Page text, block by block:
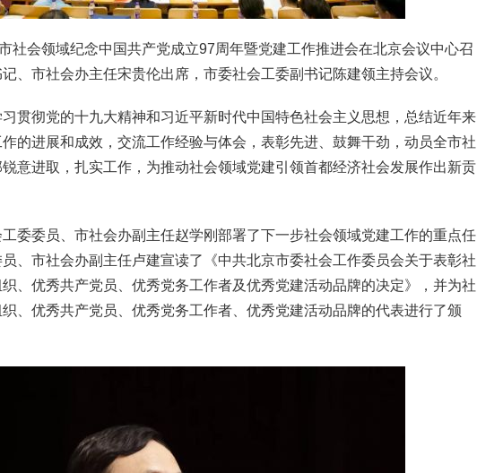
社会领域纪念中国共产党成立97周年暨党建工作推进会在北京会议中心召
、市社会办主任宋贵伦出席，市委社会工委副书记陈建领主持会议。
贯彻党的十九大精神和习近平新时代中国特色社会主义思想，总结近年来
的进展和成效，交流工作经验与体会，表彰先进、鼓舞干劲，动员全市社
意进取，扎实工作，为推动社会领域党建引领首都经济社会发展作出新贡
委委员、市社会办副主任赵学刚部署了下一步社会领域党建工作的重点任
、市社会办副主任卢建宣读了《中共北京市委社会工作委员会关于表彰社
、优秀共产党员、优秀党务工作者及优秀党建活动品牌的决定》，并为社
、优秀共产党员、优秀党务工作者、优秀党建活动品牌的代表进行了颁